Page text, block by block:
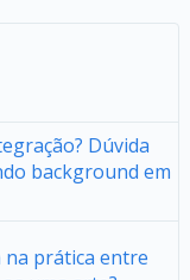
Dúvida
background em
na prática entre